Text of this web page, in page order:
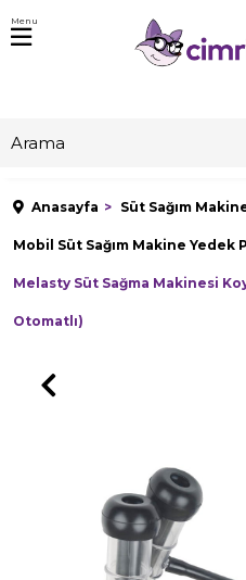
Menu
Anasayfa Süt Sağım
Mobil Süt Sağım Makine Yedek
Melasty Süt Sağma Makinesi
Otomatlı)